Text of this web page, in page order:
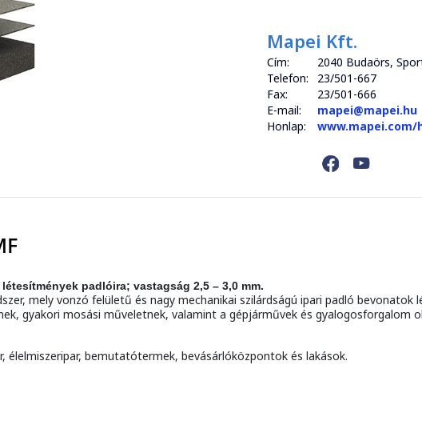
Mapei Kft.
Cím:
2040 Budaörs,
Telefon:
23/501-667
Fax:
23/501-666
E-mail:
mapei@mapei.hu
Honlap:
padlóira; vastagság 2,5 – 3,0 mm.
mely vonzó felületű és nagy mechanikai szilárdságú ipari padló bevonatok
gyakori mosási műveletnek, valamint a gépjárművek és gyalogosforgalom
élelmiszeripar, bemutatótermek, bevásárlóközpontok és lakások.